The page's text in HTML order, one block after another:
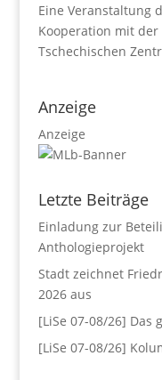
Eine Veranstaltung
Kooperation mit
Tschechischen
Anzeige
Anzeige
Letzte Beiträge
Einladung zur
Anthologieprojekt
Stadt zeichnet
2026 aus
[LiSe 07-08/26] Das
[LiSe 07-08/26]